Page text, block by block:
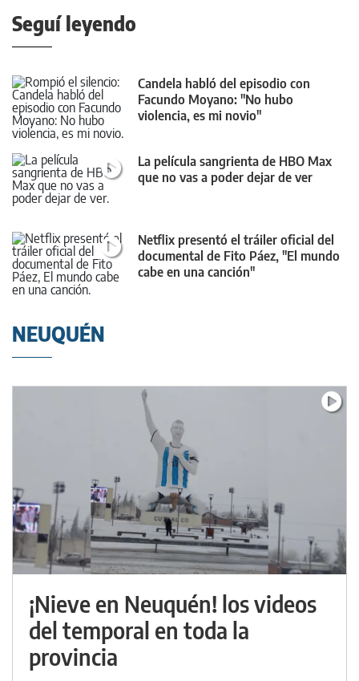
Seguí leyendo
Candela habló del episodio con
Facundo Moyano: "No hubo
violencia, es mi novio"
La película sangrienta de HBO Max
que no vas a poder dejar de ver
Netflix presentó el tráiler oficial del
documental de Fito Páez, "El mundo
cabe en una canción"
NEUQUÉN
¡Nieve en Neuquén! los videos
del temporal en toda la
provincia